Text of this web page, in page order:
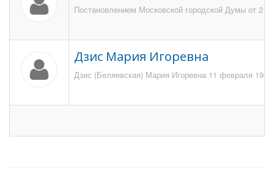
Постановлением Московской городской Думы от 21
Дзис Мария Игоревна
Дзис (Беляевская) Мария Игоревна 11 февраля